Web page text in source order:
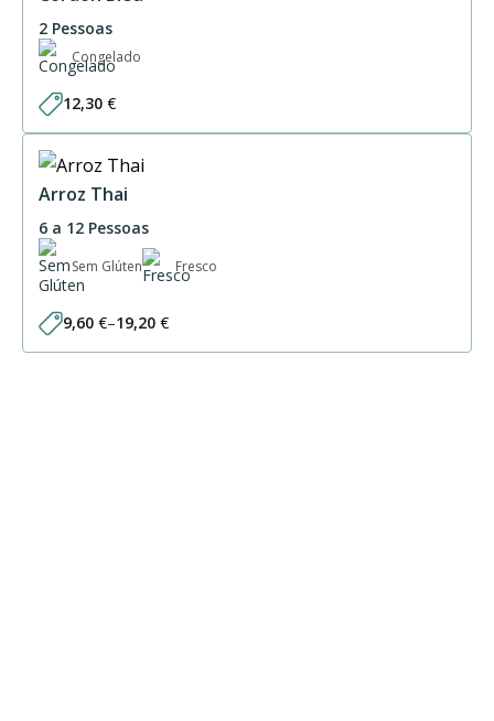
2 Pessoas
Congelado
12,30 €
Arroz Thai
6 a 12 Pessoas
Sem Glúten Fresco
9,60 €–19,20 €
Price
range: